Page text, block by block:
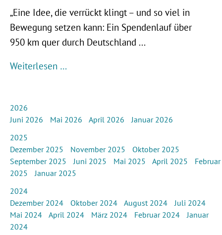
„Eine Idee, die verrückt klingt – und so viel in
Bewegung setzen kann: Ein Spendenlauf über
950 km quer durch Deutschland ...
Weiterlesen …
2026
Juni 2026
Mai 2026 April 2026
Januar 2026
2025
Dezember 2025
November 2025
Oktober 2025
September 2025
Juni 2025 Mai 2025 April 2025
Februar
2025
Januar 2025
2024
Dezember 2024
Oktober 2024 August 2024
Juli 2024
Mai 2024
April 2024 März 2024 Februar 2024
Januar
2024